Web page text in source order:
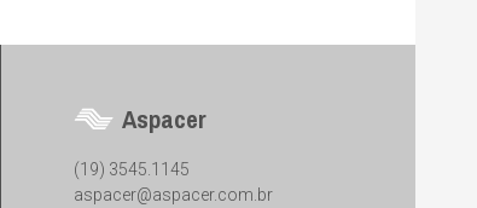
Aspacer
(19) 3545.1145
aspacer@aspacer.com.br